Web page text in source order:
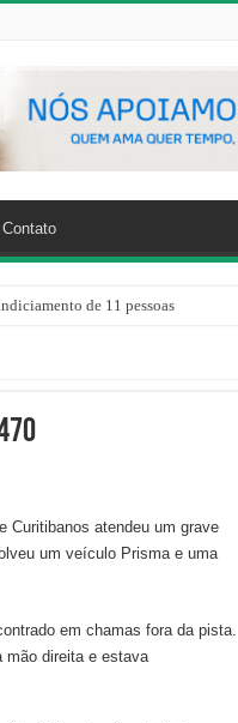
Contato
de 11 pessoas
Curitibanos atendeu um grave
um veículo Prisma e uma
em chamas fora da pista.
mão direita e estava